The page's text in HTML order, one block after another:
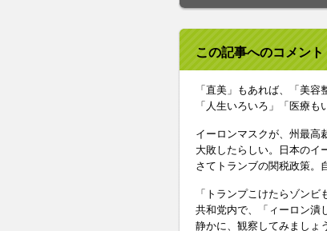
この記事へのコメント
「直美」もあれば、「美容
「人生いろいろ」「医療も
イーロンマスクが、州最高
大敗したらしい。日本のイ
さてトランブの関税政策。
「トランプこけたらゾンビ
共和党内で、「ィーロン潰
静かに、観察してみましょう